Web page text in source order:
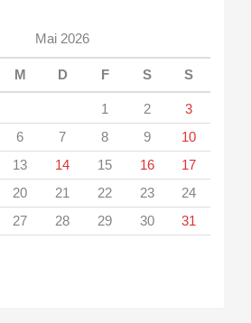
Mai 2026
M D F S S
1 2
3
6 7 8 9
10
13 14 15 16
17
20 21 22 23
24
27 28 29 30 31